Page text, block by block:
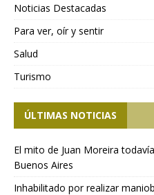
Noticias Destacadas
Para ver, oír y sentir
Salud
Turismo
ÚLTIMAS NOTICIAS
El mito de Juan Moreira
Buenos Aires
Inhabilitado por realizar